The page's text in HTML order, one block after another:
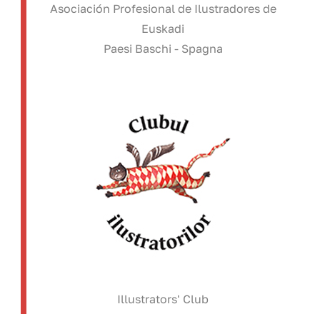
Asociación Profesional de Ilustradores de
Euskadi
Paesi Baschi - Spagna
Illustrators' Club